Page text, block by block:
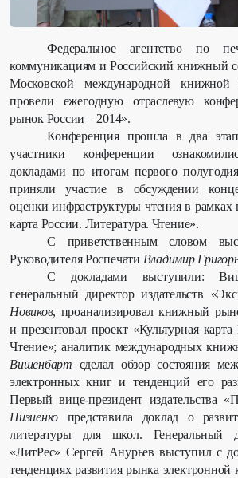
Федеральное агентство по
коммуникациям и Российский книжный
Московской международной книжной
провели ежегодную отраслевую
рынок России – 2014».
Конференция прошла в два
участники конференции
докладами по итогам первого
приняли участие в обсуждении
оценки инфраструктуры чтения в рамках
карта России. Литература. Чтение».
С приветственным словом
Руководителя Роспечати Владимир
С докладами выступили:
генеральный директор издательств
Новиков, проанализировал книжный
и презентовал проект «Культурная
Чтение»; аналитик международных
Вишенбарт сделал обзор состояния
электронных книг и тенденций его
Первый вице-президент издательства
Низиенко представила доклад о
литературы для школ. Генеральный
«ЛитРес» Сергей Анурьев выступил с
тенденциях развития рынка